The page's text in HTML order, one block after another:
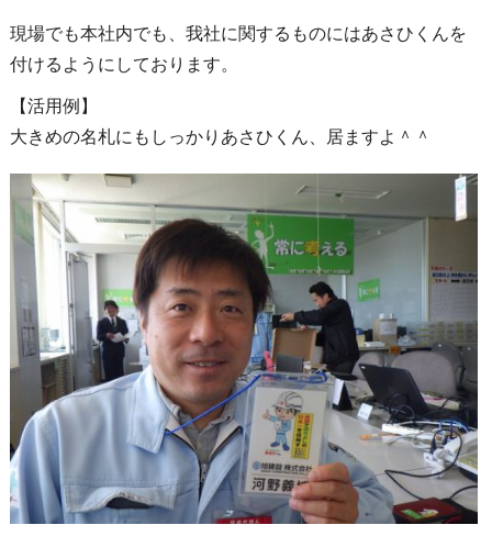
現場でも本社内でも、我社に関するものにはあさひくんを
付けるようにしております。
【活用例】
大きめの名札にもしっかりあさひくん、居ますよ＾＾